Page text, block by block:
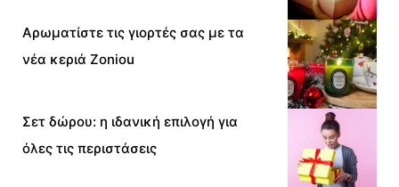
Αρωματίστε τις γιορτές σας με τα
νέα κεριά Zoniou
Σετ δώρου: η ιδανική επιλογή για
όλες τις περιστάσεις